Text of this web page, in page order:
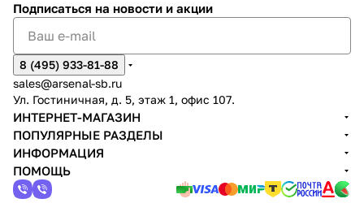
Подписаться на новости и акции
8 (495) 933-81-88
sales@arsenal-sb.ru
Ул. Гостиничная, д. 5, этаж 1, офис 107.
ИНТЕРНЕТ-МАГАЗИН
ПОПУЛЯРНЫЕ РАЗДЕЛЫ
ИНФОРМАЦИЯ
ПОМОЩЬ